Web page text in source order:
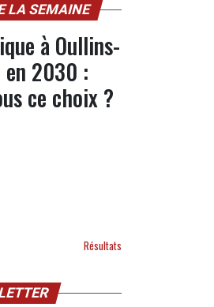
LA SEMAINE
à Oullins-
2030 :
ce choix ?
Résultats